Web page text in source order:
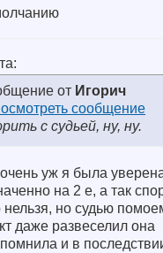
от Игорич
с судьей, ну, ну.
уж я была
на 2 е, а так
нельзя, но судью
даже развеселил она
и в